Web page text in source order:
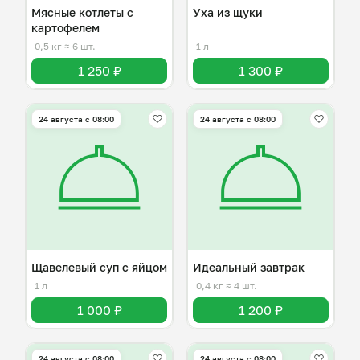
Мясные котлеты с
картофелем
0,5 кг ≈ 6 шт.
1 250 ₽
Уха из щуки
1 л
1 300 ₽
24 августа с 08:00
Щавелевый суп с яйцом
1 л
1 000 ₽
24 августа с 08:00
Идеальный завтрак
0,4 кг ≈ 4 шт.
1 200 ₽